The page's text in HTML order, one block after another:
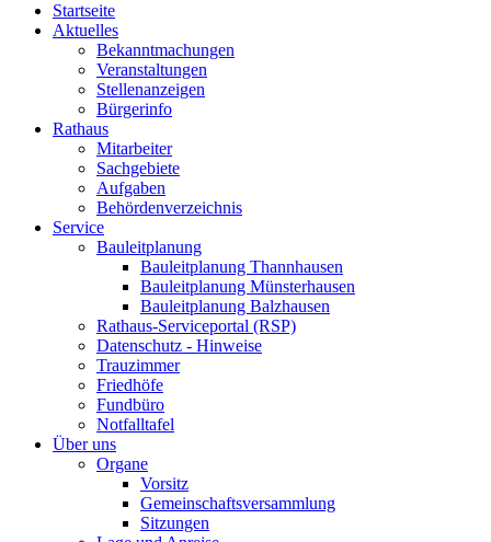
Startseite
Aktuelles
Bekanntmachungen
Veranstaltungen
Stellenanzeigen
Bürgerinfo
Rathaus
Mitarbeiter
Sachgebiete
Aufgaben
Behördenverzeichnis
Service
Bauleitplanung
Bauleitplanung Thannhausen
Bauleitplanung Münsterhausen
Bauleitplanung Balzhausen
Rathaus-Serviceportal (RSP)
Datenschutz - Hinweise
Trauzimmer
Friedhöfe
Fundbüro
Notfalltafel
Über uns
Organe
Vorsitz
Gemeinschaftsversammlung
Sitzungen